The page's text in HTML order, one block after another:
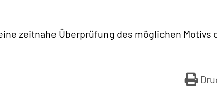
zeitnahe Überprüfung des möglichen Motivs